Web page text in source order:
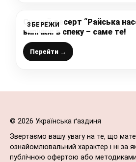
ЗБЕРЕЖИ
Сирний десерт “Райська
випічки: в спеку – саме те!
Перейти →
© 2026 Українська ґаздиня
Звертаємо вашу увагу на те, що
ознайомлювальний характер і ні за
публічною офертою або методиками